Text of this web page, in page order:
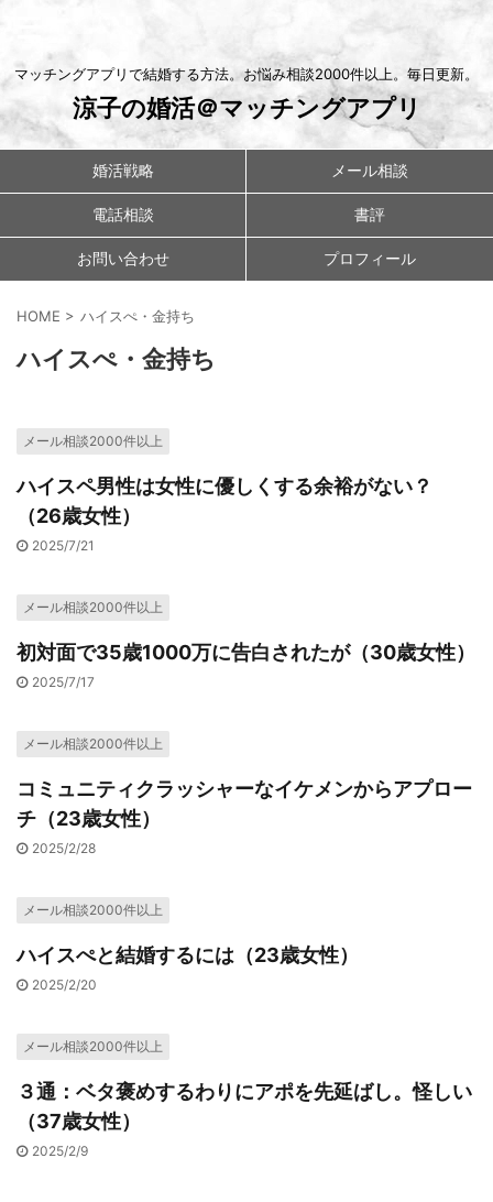
マッチングアプリで結婚する方法。お悩み相談2000件以上。毎日更新。
涼子の婚活＠マッチングアプリ
婚活戦略 メール相談
電話相談 書評
お問い合わせ プロフィール
HOME > ハイスぺ・金持ち
ハイスぺ・金持ち
メール相談2000件以上
ハイスペ男性は女性に優しくする余裕がない？
（26歳女性）
2025/7/21
メール相談2000件以上
初対面で35歳1000万に告白されたが（30歳女性）
2025/7/17
メール相談2000件以上
コミュニティクラッシャーなイケメンからアプロー
チ（23歳女性）
2025/2/28
メール相談2000件以上
ハイスぺと結婚するには（23歳女性）
2025/2/20
メール相談2000件以上
３通：ベタ褒めするわりにアポを先延ばし。怪しい
（37歳女性）
2025/2/9